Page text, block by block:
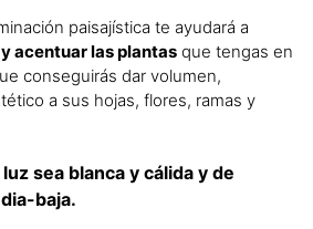
paisajística te ayudará a
acentuar las plantas que tengas en
conseguirás dar volumen,
a sus hojas, flores, ramas y
luz sea blanca y cálida y de
baja.